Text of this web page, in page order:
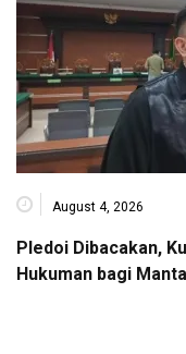
August 4, 2026
Pledoi Dibacakan,
Hukuman bagi